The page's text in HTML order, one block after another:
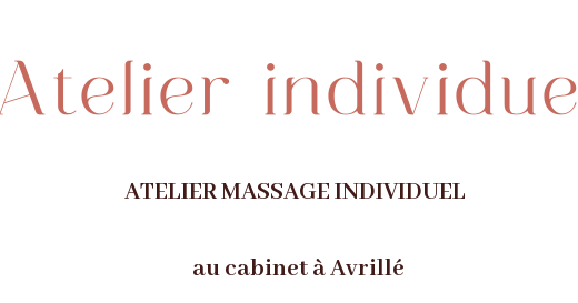
Atelier individuel
ATELIER MASSAGE INDIVIDUEL
au cabinet à Avrillé